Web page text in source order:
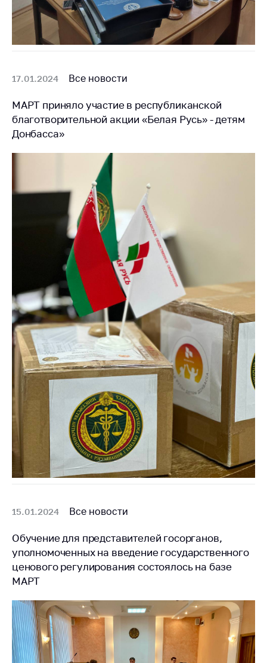
Личный прием
граждан и юр. лиц
Прямaя телефоннaя
Горячая линия
обращения
Сообщить о росте
Сообщить о росте
цен на лекарства и
медицинские
изделия
Контакты
Адрес и режим
работы
Приемная
Министра
Горячая линия
Пресс-служба
Вышестоящий
государственный
орган
Важное на сайте
Сообщить о росте
Ценообразование
на лекарственные
назначения и
технику
Решение Комиссии
по установлению
факта нарушения
нарушения
антимонопольного
законодательства
Предостережения и
17.01.2024 Все новости
МАРТ приняло участие в республиканской
благотворительной акции «Белая Русь» - детям
Донбасса»
15.01.2024 Все новости
Обучение для представителей госорганов,
уполномоченных на введение государственного
ценового регулирования состоялось на базе
МАРТ